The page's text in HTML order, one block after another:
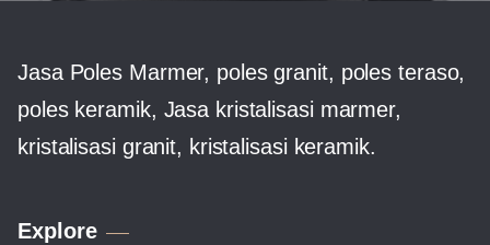
Jasa Poles Marmer, poles granit, poles teraso,
poles keramik, Jasa kristalisasi marmer,
kristalisasi granit, kristalisasi keramik.
Explore